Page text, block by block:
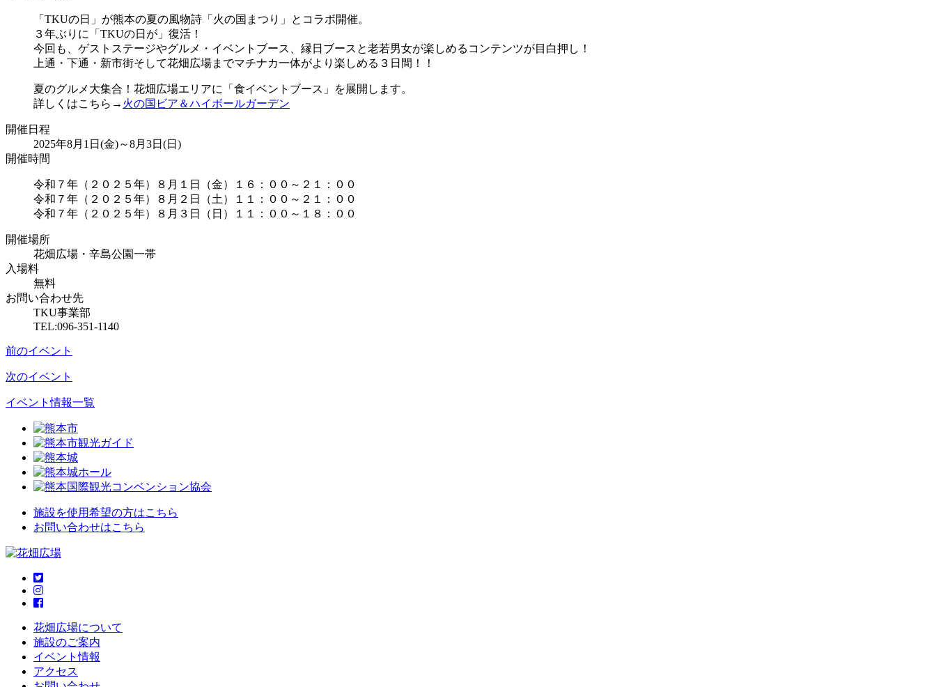
「TKUの日」が熊本の夏の風物詩「火の国まつり」とコラボ開催。
３年ぶりに「TKUの日が」復活！
今回も、ゲストステージやグルメ・イベントブース、縁日ブースと老若男女が楽しめるコンテンツが目白押し！
上通・下通・新市街そして花畑広場までマチナカ一体がより楽しめる３日間！！
夏のグルメ大集合！花畑広場エリアに「食イベントブース」を展開します。
詳しくはこちら→ 火の国ビア＆ハイボールガーデン
開催日程
2025年8月1日(金)～8月3日(日)
開催時間
令和７年（２０２５年）８月１日（金）１６：００～２１：００
令和７年（２０２５年）８月２日（土）１１：００～２１：００
令和７年（２０２５年）８月３日（日）１１：００～１８：００
開催場所
花畑広場・辛島公園一帯
入場料
無料
お問い合わせ先
TKU事業部
TEL:096-351-1140
前のイベント
次のイベント
イベント情報一覧
施設を使用希望の方はこちら
お問い合わせはこちら
花畑広場について
施設のご案内
イベント情報
アクセス